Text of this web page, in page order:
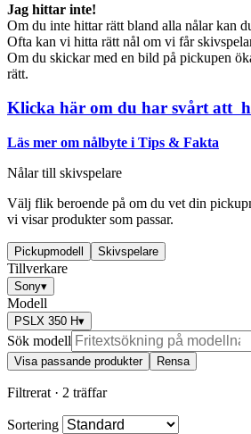
Jag hittar inte!
Om du inte hittar rätt bland alla nålar kan
Ofta kan vi hitta rätt nål om vi får
Om du skickar med en bild på pickupen
rätt.
Klicka här om du har svårt att
Läs mer om nålbyte i Tips & Fakta
Nålar till skivspelare
Välj flik beroende på om du vet din
vi visar produkter som passar.
Pickupmodell Skivspelare
Tillverkare
Sony▾
Modell
PSLX 350 H▾
Sök modell
Visa passande produkter Rensa
Filtrerat · 2 träffar
Sortering